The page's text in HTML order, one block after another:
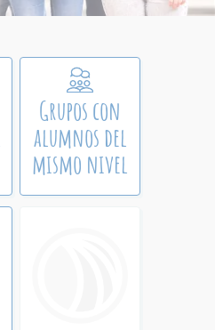
Grupos con
alumnos del
mismo nivel